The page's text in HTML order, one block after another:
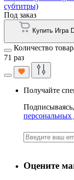
субтитры)
Под заказ
Купить Игра
Количество
71 раз
Получайте
Оцените